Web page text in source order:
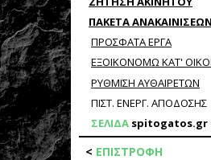
ΠΑΚΕΤΑ
ΠΡΟΣΦΑΤΑ ΕΡΓΑ
ΕΞΟΙΚΟΝΟΜΩ ΚΑΤ'
ΡΥΘΜΙΣΗ ΑΥΘΑΙΡΕΤΩΝ
ΠΙΣΤ. ΕΝΕΡΓ. ΑΠΟΔΟΣΗΣ
ΣΕΛΙΔΑ spitogatos.gr
< EΠIΣΤΡΟΦΗ